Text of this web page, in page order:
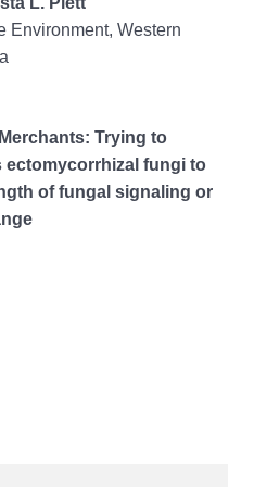
Environment, Western
Trying to
ectomycorrhizal fungi to
of fungal signaling or